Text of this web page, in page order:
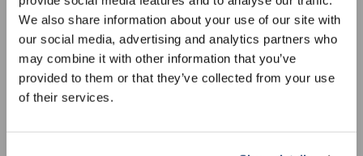
We also share information about your use of our site with
our social media, advertising and analytics partners who
may combine it with other information that you’ve
provided to them or that they’ve collected from your use
of their services.
informed about our new products, and
receive a 10% discount on your next
purchase for all chemical products from
our own brand 😀